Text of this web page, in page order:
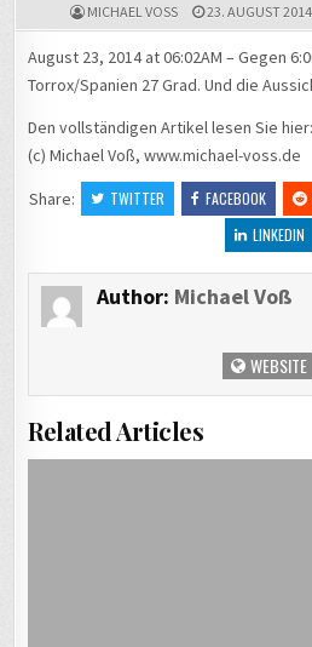
MICHAEL VOSS 23. AUGUST 2014
August 23, 2014 at 06:02AM – Gegen
Torrox/Spanien 27 Grad. Und die
Den vollständigen Artikel lesen Sie
(c) Michael Voß, www.michael-voss.de
Share:
TWITTER FACEBOOK
LINKEDIN
Author: Michael Voß
WEBSITE
Related Articles